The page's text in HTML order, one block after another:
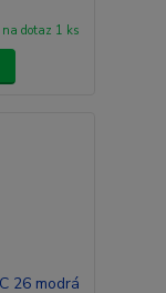
na dotaz 1 ks